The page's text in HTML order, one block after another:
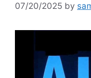
07/20/2025 by